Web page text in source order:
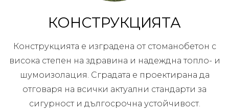
КОНСТРУКЦИЯТА
Конструкцията е изградена от стоманобетон с
висока степен на здравина и надеждна топло- и
шумоизолация. Сградата е проектирана да
отговаря на всички актуални стандарти за
сигурност и дългосрочна устойчивост.